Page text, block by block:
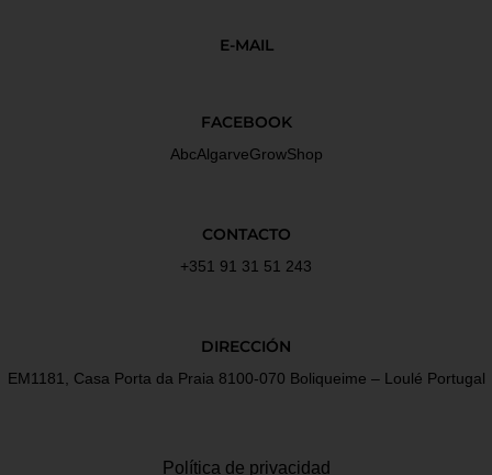
E-MAIL
FACEBOOK
AbcAlgarveGrowShop
CONTACTO
+351 91 31 51 243
DIRECCIÓN
EM1181, Casa Porta da Praia 8100-070 Boliqueime – Loulé Portugal
Política de privacidad